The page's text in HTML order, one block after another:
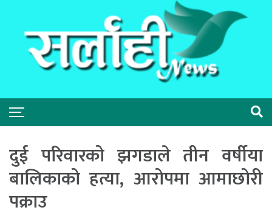
दुई परिवारको झगडाले तीन वर्षीया
बालिकाको हत्या, आरोपमा आमाछोरी
पक्राउ